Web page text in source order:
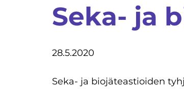
Seka- ja
28.5.2020
Seka- ja biojäteastioiden